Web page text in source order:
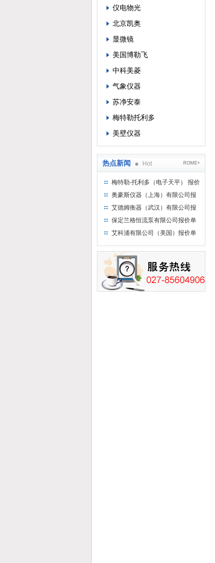
仪电物光
北京凯奥
显微镜
美国博勒飞
中科美菱
气象仪器
苏净安泰
梅特勒托利多
美壁仪器
热点新闻 Hot ROME+
梅特勒-托利多（电子天平） 报价
单
奥豪斯仪器（上海）有限公司报
价单
艾德姆衡器（武汉）有限公司报
价单
保定兰格恒流泵有限公司报价单
艾科浦有限公司（美国）报价单